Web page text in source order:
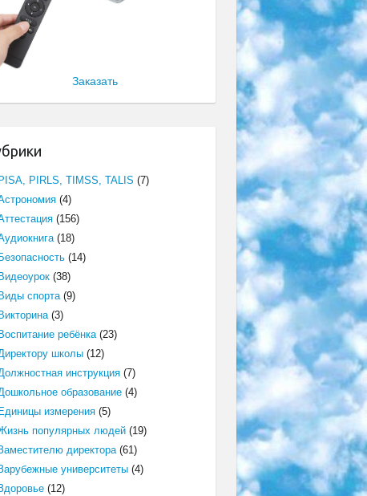
Заказать
PISA, PIRLS, TIMSS, TALIS (7)
(4)
(156)
(18)
Безопасность(14)
Видеоурок(38)
Виды спорта(9)
Викторина(3)
Воспитание ребёнка(23)
школы(12)
инструкция(7)
образование(4)
Единицы измерения(5)
популярных людей(19)
директора(61)
университеты(4)
(12)